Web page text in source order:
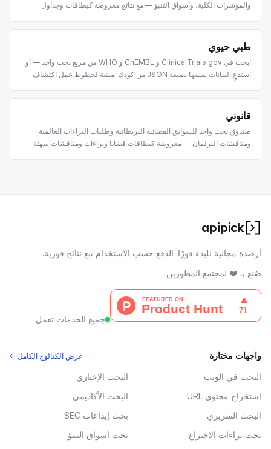
والمؤشرات الكلية، وأسواق التنبؤ — مع نتائج معروضة كبطاقات وجداول
طبي حيوي
ابحث في ClinicalTrials.gov و ChEMBL و WHO من مربع بحث واحد — أو
استدعِ البيانات نفسها بصيغة JSON من كودك. مبنية لخطوط عمل اكتشاف
قانوني
صندوق بحث واحد للسوابق القضائية البريطانية وطلبات البراءات العالمية
ومناقشات البرلمان — معروضة كبطاقات قضايا وبراءات ومناقشات سهلة
apipick
أرصدة مجانية للبدء فورًا. الدفع حسب الاستخدام مع نتائج فورية.
صُنع بـ ❤️ لمجتمع المطورين
جميع الخدمات تعمل
واجهات مختارة عرض الكتالوج الكامل ←
البحث في الويب
البحث الإخباري
استخراج محتوى URL
البحث الأكاديمي
البحث السريري
بحث إيداعات SEC
بحث براءات الاختراع
بحث أسواق التنبؤ